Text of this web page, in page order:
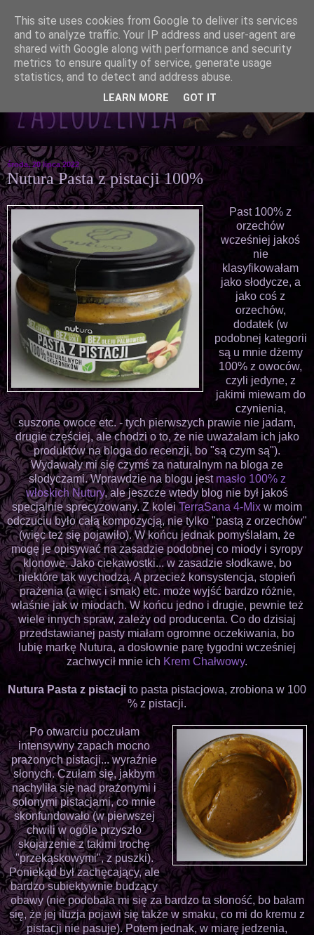
środa, 20 lipca 2022
Nutura Pasta z pistacji 100%
Past 100% z
orzechów
wcześniej jakoś
nie
klasyfikowałam
jako słodycze, a
jako coś z
orzechów,
dodatek (w
podobnej kategorii
są u mnie dżemy
100% z owoców,
czyli jedyne, z
jakimi miewam do
czynienia,
suszone owoce etc. - tych pierwszych prawie nie jadam,
drugie częściej, ale chodzi o to, że nie uważałam ich jako
produktów na bloga do recenzji, bo "są czym są").
Wydawały mi się czymś za naturalnym na bloga ze
słodyczami. Wprawdzie na blogu jest masło 100% z
włoskich Nutury, ale jeszcze wtedy blog nie był jakoś
specjalnie sprecyzowany. Z koleiTerraSana 4-Mix w moim
odczuciu było całą kompozycją, nie tylko "pastą z orzechów"
(więc też się pojawiło). W końcu jednak pomyślałam, że
mogę je opisywać na zasadzie podobnej co miody i syropy
klonowe. Jako ciekawostki... w zasadzie słodkawe, bo
niektóre tak wychodzą. A przecież konsystencja, stopień
prażenia (a więc i smak) etc. może wyjść bardzo różnie,
właśnie jak w miodach. W końcu jedno i drugie, pewnie też
wiele innych spraw, zależy od producenta. Co do dzisiaj
przedstawianej pasty miałam ogromne oczekiwania, bo
lubię markę Nutura, a dosłownie parę tygodni wcześniej
zachwycił mnie ich Krem Chałwowy.
Nutura Pasta z pistacji to pasta pistacjowa, zrobiona w 100
% z pistacji.
Po otwarciu poczułam
intensywny zapach mocno
prażonych pistacji... wyraźnie
słonych. Czułam się, jakbym
nachyliła się nad prażonymi i
solonymi pistacjami, co mnie
skonfundowało (w pierwszej
chwili w ogóle przyszło
skojarzenie z takimi trochę
"przekąskowymi", z puszki).
Poniekąd był zachęcający, ale
bardzo subiektywnie budzący
obawy (nie podobała mi się za bardzo ta słoność, bo bałam
się, że jej iluzja pojawi się także w smaku, co mi do kremu z
pistacji nie pasuje). Potem jednak, w miarę jedzenia,
This site uses cookies from Google to deliver its services
and to analyze traffic. Your IP address and user-agent are
shared with Google along with performance and security
metrics to ensure quality of service, generate usage
statistics, and to detect and address abuse.
LEARN MORE GOT IT